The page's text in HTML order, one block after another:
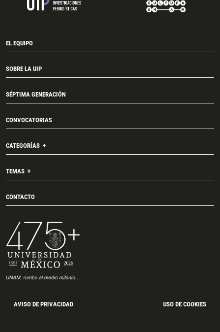
EL EQUIPO
SOBRE LA UIP
SÉPTIMA GENERACIÓN
CONVOCATORIAS
CATEGORÍAS
TEMAS
CONTACTO
AVISO DE PRIVACIDAD USO DE COOKIES